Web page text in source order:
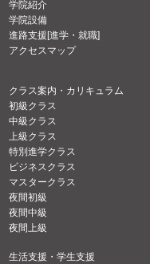
学院紹介
学院設備
進路支援[進学・就職]
アクセスマップ
クラス案内・カリキュラム
初級クラス
中級クラス
上級クラス
特別進学クラス
ビジネスクラス
マスタークラス
夜間初級
夜間中級
夜間上級
生活支援・学生支援